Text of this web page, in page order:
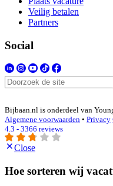
Veilig betalen
Partners
Social
Bijbaan.nl is onderdeel van
Algemene voorwaarden • Privacy
4.3 - 3366 reviews
Close
Hoe sorteren wij